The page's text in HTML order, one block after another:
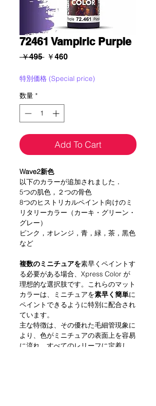
72461 Vampiric Purple
￥495 通
価
￥460セ
ル
特別価格 (Special price)
数量 *
Add To Cart
Wave2新色
以下のカラーが追加されました．
5つの肌色，２つの骨色
8つのヒストリカルペイント向けのミ
リタリーカラー（カーキ・グリーン・
グレー）
ピンク，オレンジ，青，緑，茶，黒色
など
複数のミニチュアを素早くペイントす
る必要がある場合、Xpress Color が
理想的な選択肢です。これらのマット
カラーは、ミニチュアを素早く簡単に
ペイントできるように特別に配合され
ています。
主な特徴は、その優れた毛細管現象に
より、色がミニチュアの表面上を容易
に流れ、すべてのレリーフに定着し、